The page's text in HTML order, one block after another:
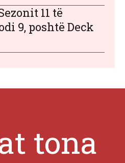
11 të
9, poshtë Deck
tona